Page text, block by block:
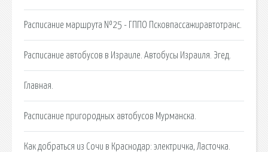
Расписание маршрута №25 - ГППО Псковпассажиравтотранс.
Расписание автобусов в Израиле. Автобусы Израиля. Эгед.
Главная.
Расписание пригородных автобусов Мурманска.
Как добраться из Сочи в Краснодар: электричка, Ласточка.